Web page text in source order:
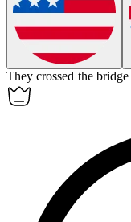
They crossed the bridge